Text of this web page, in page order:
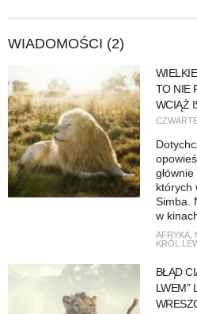
WIADOMOŚCI (2)
TO NIE
WCIĄŻ
których
Simba.
w
AFRYKA,
KRÓL
BŁĄD
LWEM"